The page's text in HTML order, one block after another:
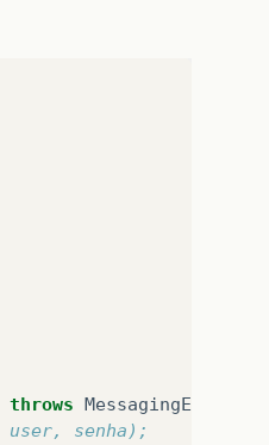
throws MessagingException
user, senha);